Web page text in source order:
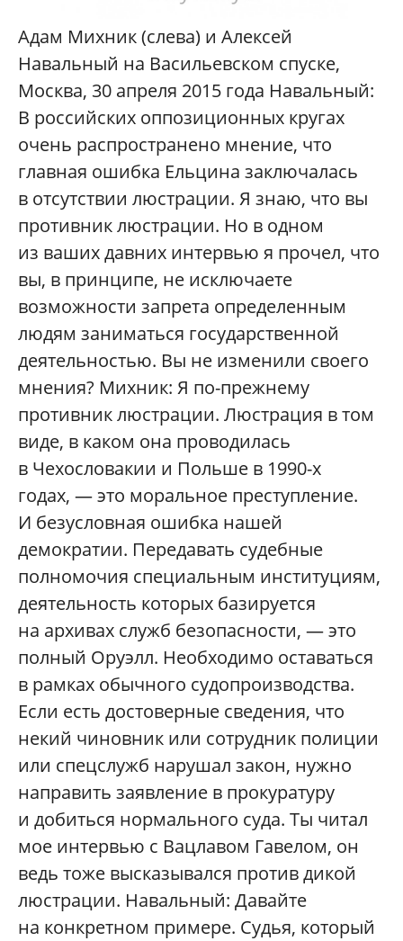
Адам Михник (слева) и Алексей
Навальный на Васильевском спуске,
Москва, 30 апреля 2015 года Навальный:
В российских оппозиционных кругах
очень распространено мнение, что
главная ошибка Ельцина заключалась
в отсутствии люстрации. Я знаю, что вы
противник люстрации. Но в одном
из ваших давних интервью я прочел, что
вы, в принципе, не исключаете
возможности запрета определенным
людям заниматься государственной
деятельностью. Вы не изменили своего
мнения? Михник: Я по-прежнему
противник люстрации. Люстрация в том
виде, в каком она проводилась
в Чехословакии и Польше в 1990-х
годах, — это моральное преступление.
И безусловная ошибка нашей
демократии. Передавать судебные
полномочия специальным институциям,
деятельность которых базируется
на архивах служб безопасности, — это
полный Оруэлл. Необходимо оставаться
в рамках обычного судопроизводства.
Если есть достоверные сведения, что
некий чиновник или сотрудник полиции
или спецслужб нарушал закон, нужно
направить заявление в прокуратуру
и добиться нормального суда. Ты читал
мое интервью с Вацлавом Гавелом, он
ведь тоже высказывался против дикой
люстрации. Навальный: Давайте
на конкретном примере. Судья, который